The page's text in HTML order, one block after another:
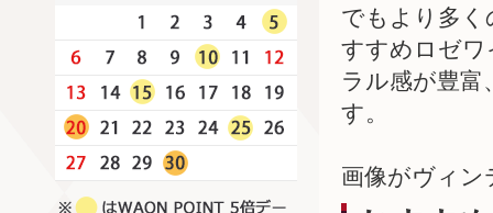
でもより多く
すすめロゼ
ラル感が豊
す。
画像がヴィン